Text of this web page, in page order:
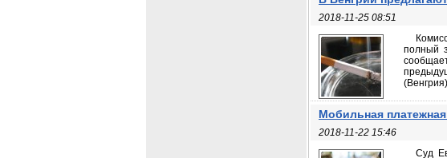
2018-11-25 08:51
полный
Мобильная
2018-11-22 15:46
Суд